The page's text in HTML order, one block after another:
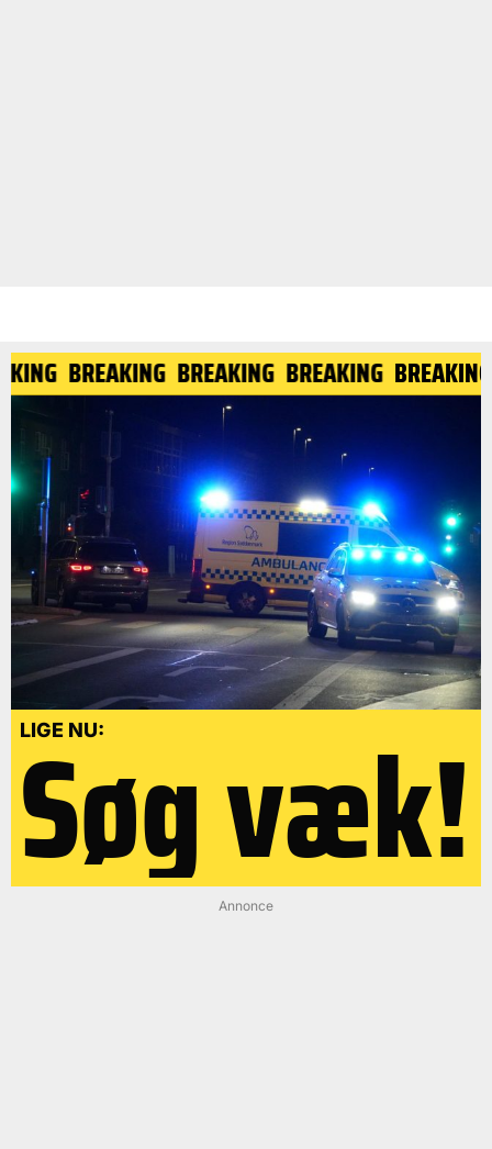
BREAKING BREAKING BREAKING
LIGE NU:
Søg væk!
Annonce